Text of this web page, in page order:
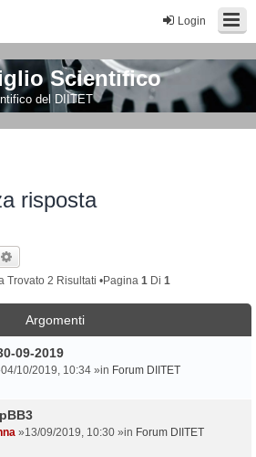
Login
Scientifico
del DIITET
risposta
Trovato 2 Risultati •Pagina 1 Di 1
Argomenti
09-2019
10/2019, 10:34 »in Forum DIITET
»13/09/2019, 10:30 »in Forum DIITET